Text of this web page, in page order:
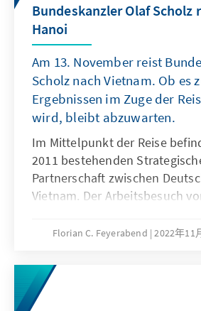
geschichtlichen Blick von
auch die staatliche
Vietnam. Aus dem Blick gerät
kriegerische
mit einer Großmacht: der
der Volksrepublik China (1979
innerhalb Vietnams wurde das
Thema nach der
Beziehungen mit Peking (1991)
kaum thematisiert, Berichte
Ausstellungen in Museen
nicht. In den letzten Jahren
Quasi-Tabuisierung des
chinesischen Vorgehen im
Meer veränderte sich in
Bundeskanzler Olaf Scholz
Hanoi
Am 13. November reist
Scholz nach Vietnam. Ob es
Ergebnissen im Zuge der
wird, bleibt abzuwarten.
Im Mittelpunkt der Reise
2011 bestehenden
Partnerschaft zwischen
Vietnam. Der Arbeitsbesuch
für eine Wiederbelebung und
Wirtschaftsbeziehungen und
Zusammenarbeit zu
wird es auch um die großen
Florian C. Feyerabend 2022年11